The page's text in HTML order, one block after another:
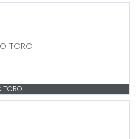
TORO